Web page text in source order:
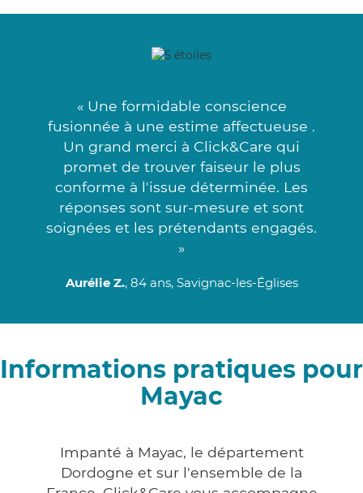
« Une formidable conscience
fusionnée à une estime affectueuse .
Un grand merci à Click&Care qui
promet de trouver faiseur le plus
conforme à l'issue déterminée. Les
réponses sont sur-mesure et sont
soignées et les prétendants engagés.
»
Aurélie Z., 84 ans, Savignac-les-Églises
Informations pratiques pour
Mayac
Impanté à Mayac, le département
Dordogne et sur l'ensemble de la